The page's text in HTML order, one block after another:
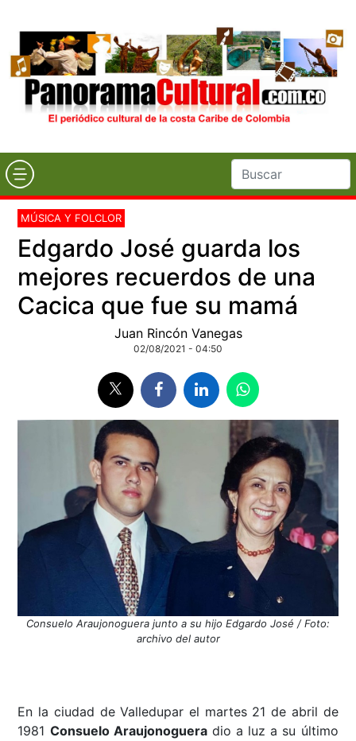
MÚSICA Y FOLCLOR
Edgardo José guarda los
mejores recuerdos de una
Cacica que fue su mamá
Juan Rincón Vanegas
02/08/2021 - 04:50
Consuelo Araujonoguera junto a su hijo Edgardo José / Foto:
archivo del autor
En la ciudad de Valledupar el martes 21 de abril de
1981 Consuelo Araujonogueradio a luz a su último